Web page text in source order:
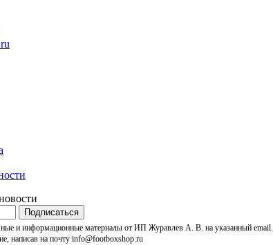
Подписаться
и информационные материалы от ИП Журавлев А. В. на указанный email.
написав на почту info@footboxshop.ru